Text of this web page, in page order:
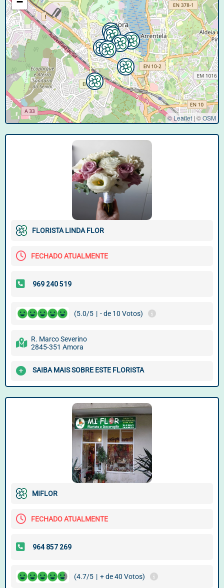
© Leaflet | ©OSM
FLORISTA LINDA FLOR
FECHADO ATUALMENTE
(5.0/5 | - de 10 Votos)
R. Marco Severino
2845-351 Amora
SAIBA MAIS SOBRE ESTE FLORISTA
MIFLOR
FECHADO ATUALMENTE
(4.7/5 | + de 40 Votos)